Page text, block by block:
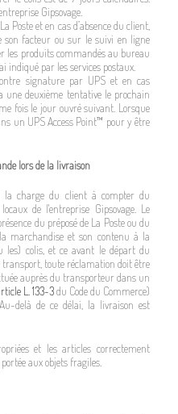
Gipsovage.
Poste et en cas d’absence du client,
son facteur ou sur le suivi en ligne
les produits commandés au bureau
indiqué par les services postaux.
signature par UPS et en cas
une deuxième tentative le prochain
fois le jour ouvré suivant. Lorsque
un UPS Access Point™️ pour y être
lors de la livraison
charge du client à compter du
de l'entreprise Gipsovage. Le
du préposé de La Poste ou du
marchandise et son contenu à la
les) colis, et ce avant le départ du
toute réclamation doit être
auprès du transporteur dans un
L. 133-3du Code du Commerce)
delà de ce délai, la livraison est
et les articles correctement
aux objets fragiles.